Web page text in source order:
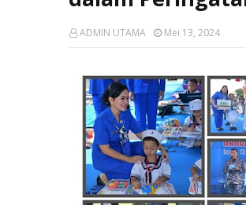
ADMIN UTAMA Mei 13, 2024